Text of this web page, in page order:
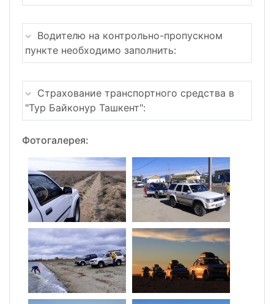
Водителю на контрольно-пропускном
пункте необходимо заполнить:
Страхование транспортного средства в
"Тур Байконур Ташкент":
Фотогалерея: